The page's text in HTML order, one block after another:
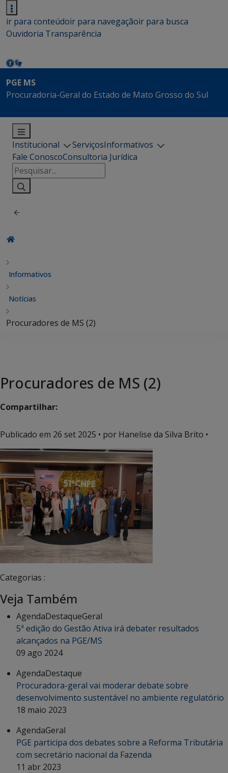
ir para conteúdoir para navegaçãoir para busca
Ouvidoria Transparência
PGE MS
Procuradoria-Geral do Estado de Mato Grosso do Sul
Institucional ServiçosInformativos
Fale ConoscoConsultoria Jurídica
Pesquisar
por:
Informativos
Notícias
Procuradores de MS (2)
Procuradores de MS (2)
Compartilhar:
Publicado em 26 set 2025 • por Hanelise da Silva Brito •
Categorias :
Veja Também
AgendaDestaqueGeral
5ª edição do Gestão Ativa irá debater resultados
alcançados na PGE/MS
09 ago 2024
AgendaDestaque
Procuradora-geral vai moderar debate sobre
desenvolvimento sustentável no ambiente regulatório
18 maio 2023
AgendaGeral
PGE participa dos debates sobre a Reforma Tributária
com secretário nacional da Fazenda
11 abr 2023